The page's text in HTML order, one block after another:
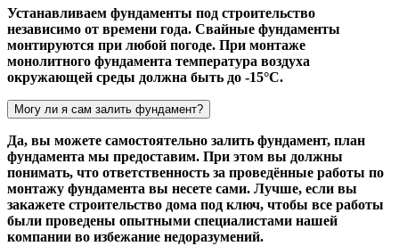
Устанавливаем фундаменты под строительство
независимо от времени года. Свайные фундаменты
монтируются при любой погоде. При монтаже
монолитного фундамента температура воздуха
окружающей среды должна быть до -15°С.
Могу ли я сам залить фундамент?
Да, вы можете самостоятельно залить фундамент, план
фундамента мы предоставим. При этом вы должны
понимать, что ответственность за проведённые работы по
монтажу фундамента вы несете сами. Лучше, если вы
закажете строительство дома под ключ, чтобы все работы
были проведены опытными специалистами нашей
компании во избежание недоразумений.